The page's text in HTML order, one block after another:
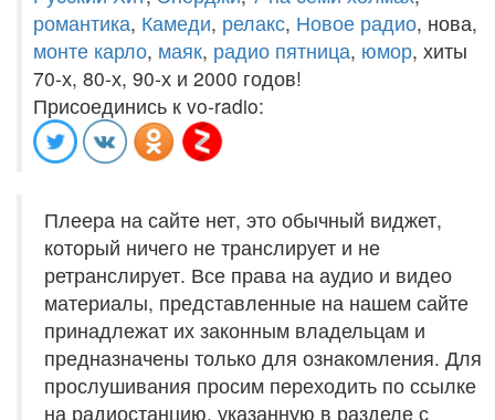
романтика, Камеди, релакс, Новое радио, нова,
монте карло, маяк, радио пятница, юмор, хиты
70-х, 80-х, 90-х и 2000 годов!
Присоединись к vo-radio:
Плеера на сайте нет, это обычный виджет,
который ничего не транслирует и не
ретранслирует. Все права на аудио и видео
материалы, представленные на нашем сайте
принадлежат их законным владельцам и
предназначены только для ознакомления. Для
прослушивания просим переходить по ссылке
на радиостанцию, указанную в разделе с